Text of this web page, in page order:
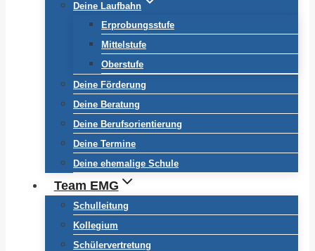
Deine Laufbahn
Erprobungsstufe
Mittelstufe
Oberstufe
Deine Förderung
Deine Beratung
Deine Berufsorientierung
Deine Termine
Deine ehemalige Schule
Team EMG
Schulleitung
Kollegium
Schülervertretung